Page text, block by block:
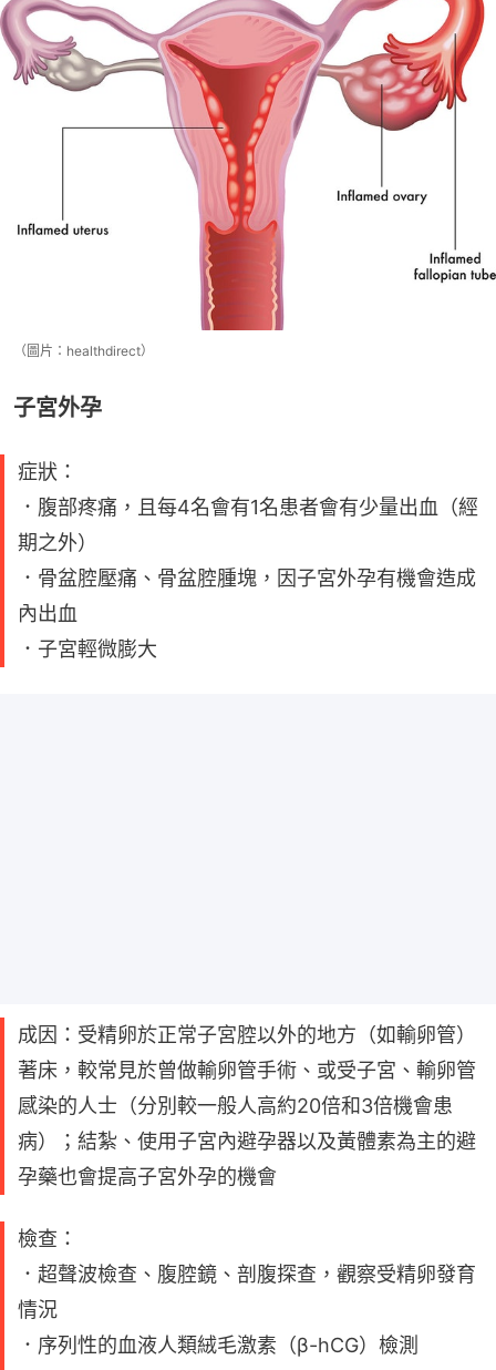
（圖片：healthdirect）
子宮外孕
症狀：
．腹部疼痛，且每4名會有1名患者會有少量出血（經
期之外）
．骨盆腔壓痛、骨盆腔腫塊，因子宮外孕有機會造成
內出血
．子宮輕微膨大
成因：受精卵於正常子宮腔以外的地方（如輸卵管）
著床，較常見於曾做輸卵管手術、或受子宮、輸卵管
感染的人士（分別較一般人高約20倍和3倍機會患
病）；結紮、使用子宮內避孕器以及黃體素為主的避
孕藥也會提高子宮外孕的機會
檢查：
．超聲波檢查、腹腔鏡、剖腹探查，觀察受精卵發育
情況
．序列性的血液人類絨毛激素（β-hCG）檢測